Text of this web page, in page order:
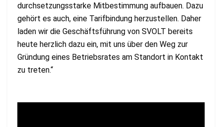
durchsetzungsstarke Mitbestimmung aufbauen. Dazu
gehört es auch, eine Tarifbindung herzustellen. Daher
laden wir die Geschäftsführung von SVOLT bereits
heute herzlich dazu ein, mit uns über den Weg zur
Gründung eines Betriebsrates am Standort in Kontakt
zu treten.“